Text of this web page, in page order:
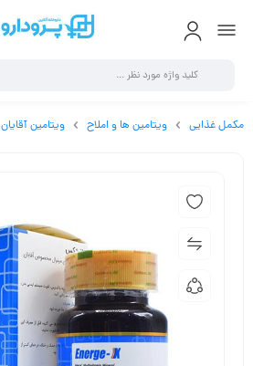
مکمل غذایی ویتامین ها و املاح ویتامین آقایان